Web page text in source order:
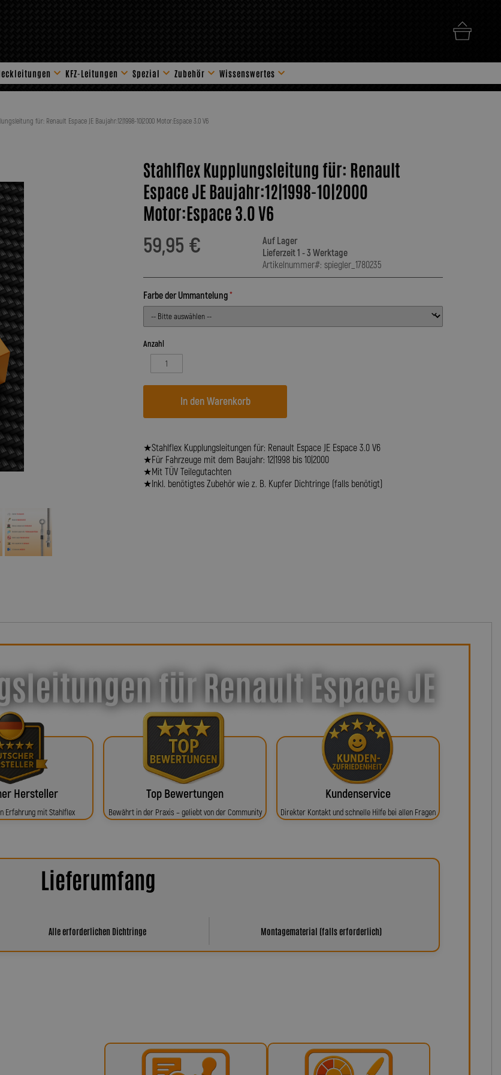
KFZ-Leitungen Spezial Zubehör
Stahlflex Zubehör
Wissenswertes
für: Renault Espace JE Baujahr:12|1998-10|2000 Motor:Espace 3.0 V6
Stahlflex Kupplungsleitung für: Renault
Espace JE Baujahr:12|1998-10|2000
Motor:Espace 3.0 V6
59,95 €
Auf Lager
Lieferzeit 1 - 3 Werktage
Artikelnummer#: spiegler_1780235
Farbe der Ummantelung
Anzahl
In den Warenkorb
★Stahlflex Kupplungsleitungen für: Renault Espace JE Espace 3.0 V6
★Für Fahrzeuge mit dem Baujahr: 12|1998 bis 10|2000
★Mit TÜV Teilegutachten
★Inkl. benötigtes Zubehör wie z. B. Kupfer Dichtringe (falls benötigt)
für Renault Espace JE
Hersteller
Erfahrung mit Stahlflex
Top Bewertungen
Bewährt in der Praxis – geliebt von der Community
Kundenservice
Direkter Kontakt und schnelle Hilfe bei allen Fragen
Lieferumfang
Alle erforderlichen Dichtringe Montagematerial (falls erforderlich)